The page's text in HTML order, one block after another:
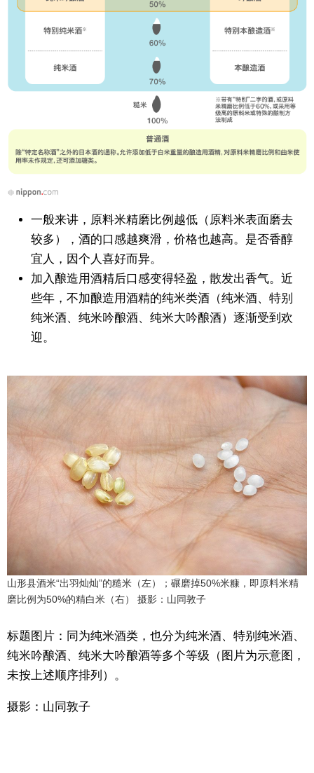
一般来讲，原料米精磨比例越低（原料米表面磨去
较多），酒的口感越爽滑，价格也越高。是否香醇
宜人，因个人喜好而异。
加入酿造用酒精后口感变得轻盈，散发出香气。近
些年，不加酿造用酒精的纯米类酒（纯米酒、特别
纯米酒、纯米吟酿酒、纯米大吟酿酒）逐渐受到欢
迎。
山形县酒米“出羽灿灿”的糙米（左）；碾磨掉50%米糠，即原料米精
磨比例为50%的精白米（右） 摄影：山同敦子
标题图片：同为纯米酒类，也分为纯米酒、特别纯米酒、
纯米吟酿酒、纯米大吟酿酒等多个等级（图片为示意图，
未按上述顺序排列）。
摄影：山同敦子